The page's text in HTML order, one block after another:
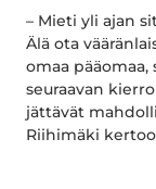
– Mieti yli ajan
Älä ota
omaa pääomaa,
seuraavan
jättävät
Riihimäki